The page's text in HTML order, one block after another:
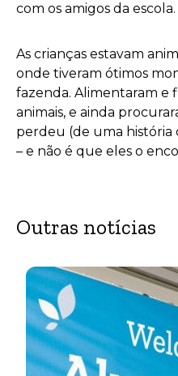
com os amigos da
As crianças estavam
onde tiveram ótimos
fazenda. Alimentaram e
animais, e ainda
perdeu (de uma história
– e não é que eles o
Outras notícias